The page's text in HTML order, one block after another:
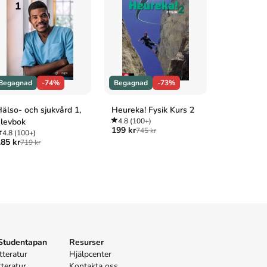
-74%
och sjukvård 1,
4.8(100+)
kr719 kr
Begagnad -73%
Heureka! Fysik Kurs 2
4.8 (100+)
199 kr745 kr
Resurser
Hjälpcenter